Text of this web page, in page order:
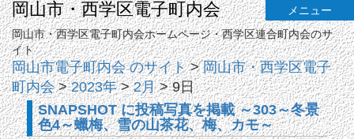
岡山市・西学区電子町内会
メニュー
岡山市・西学区電子町内会ホームページ・西学区連合町内会のサ
イト
岡山市電子町内会 のサイト>岡山市・西学区電子
町内会>2023年>2月>9日
SNAPSHOT に投稿写真を掲載 ～303～冬景
色4～蠟梅、雪の山茶花、梅、カモ～